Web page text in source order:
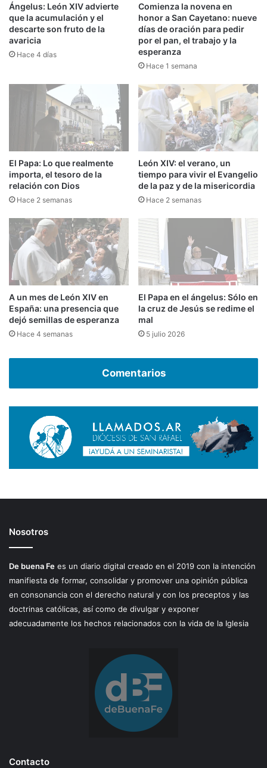
Ángelus: León XIV advierte
que la acumulación y el
descarte son fruto de la
avaricia
Hace 4 días
Comienza la novena en
honor a San Cayetano: nueve
días de oración para pedir
por el pan, el trabajo y la
esperanza
Hace 1 semana
El Papa: Lo que realmente
importa, el tesoro de la
relación con Dios
Hace 2 semanas
León XIV: el verano, un
tiempo para vivir el Evangelio
de la paz y de la misericordia
Hace 2 semanas
A un mes de León XIV en
España: una presencia que
dejó semillas de esperanza
Hace 4 semanas
El Papa en el ángelus: Sólo en
la cruz de Jesús se redime el
mal
5 julio 2026
Comentarios
Nosotros
De buena Fe es un diario digital creado en el 2019 con la intención
manifiesta de formar, consolidar y promover una opinión pública
en consonancia con el derecho natural y con los preceptos y las
doctrinas católicas, así como de divulgar y exponer
adecuadamente los hechos relacionados con la vida de la Iglesia
Contacto